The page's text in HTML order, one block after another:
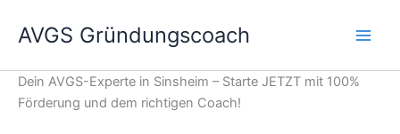
InhaltAVGS Gründungscoach
Dein AVGS-Experte in Sinsheim – Starte JETZT mit 100%
Förderung und dem richtigen Coach!